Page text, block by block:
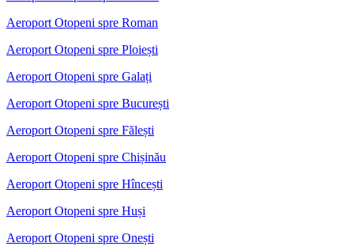
Aeroport Otopeni spre Roman
Aeroport Otopeni spre Ploiești
Aeroport Otopeni spre Galați
Aeroport Otopeni spre București
Aeroport Otopeni spre Fălești
Aeroport Otopeni spre Chișinău
Aeroport Otopeni spre Hîncești
Aeroport Otopeni spre Huși
Aeroport Otopeni spre Onești